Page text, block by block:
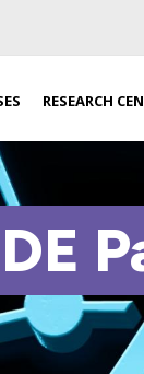
RESEARCH